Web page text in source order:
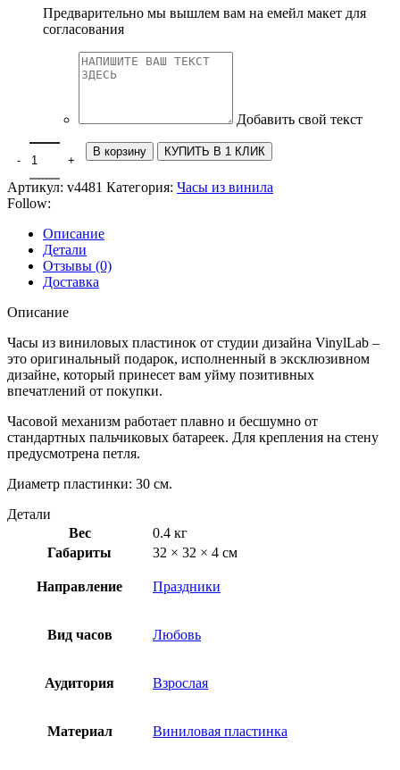
Предварительно мы вышлем вам на емейл макет для
согласования
Добавить свой текст
В корзину КУПИТЬ В 1 КЛИК
Артикул: v4481 Категория: Часы из винила
Follow:
Описание
Детали
Отзывы (0)
Доставка
Описание
Часы из виниловых пластинок от студии дизайна VinylLab –
это оригинальный подарок, исполненный в эксклюзивном
дизайне, который принесет вам уйму позитивных
впечатлений от покупки.
Часовой механизм работает плавно и бесшумно от
стандартных пальчиковых батареек. Для крепления на стену
предусмотрена петля.
Диаметр пластинки: 30 см.
Детали
Вес
0.4 кг
Габариты
32 × 32 × 4 см
Направление Праздники
Вид часов Любовь
Аудитория Взрослая
Материал Виниловая пластинка